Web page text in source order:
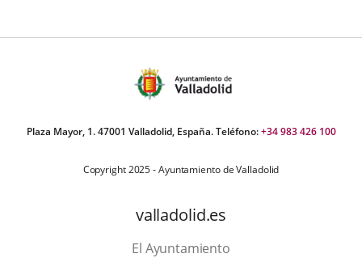
Plaza Mayor, 1. 47001 Valladolid, España. Teléfono:+34 983 426 100
Copyright 2025 - Ayuntamiento de Valladolid
valladolid.es
El Ayuntamiento